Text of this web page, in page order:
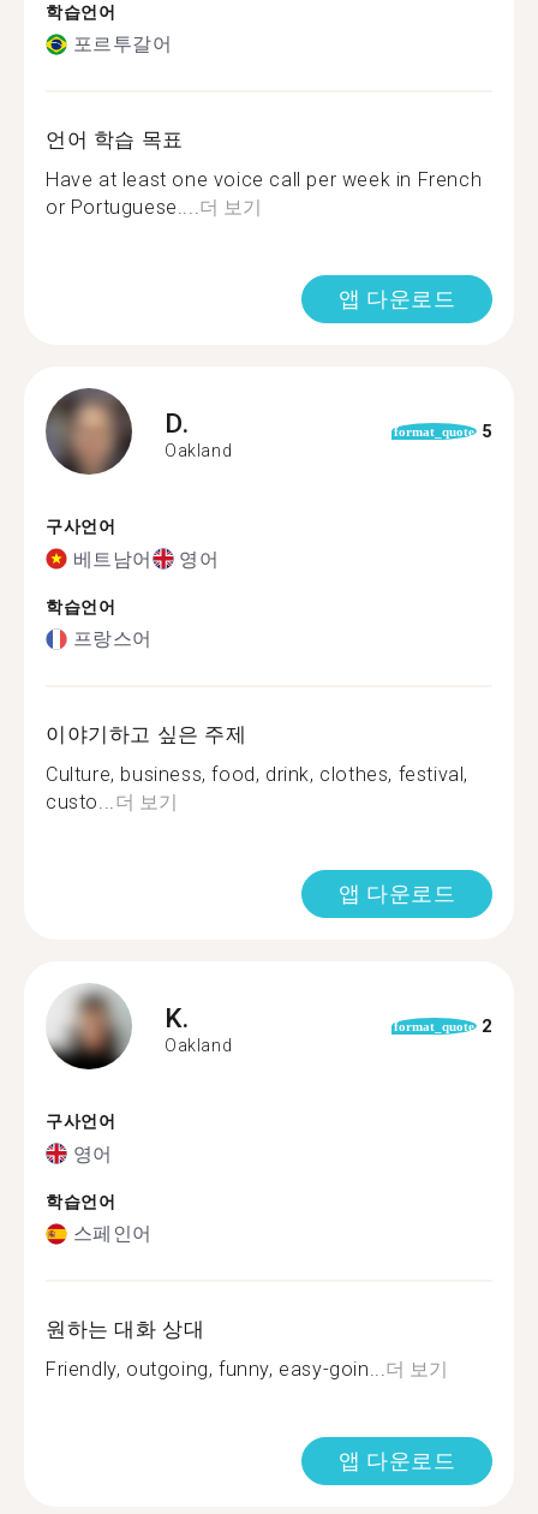
학습언어
포르투갈어
언어 학습 목표
Have at least one voice call per week in French
or Portuguese....더 보기
앱 다운로드
D.
Oakland
format_quote 5
구사언어
베트남어 영어
학습언어
프랑스어
이야기하고 싶은 주제
Culture, business, food, drink, clothes, festival,
custo...더 보기
앱 다운로드
K.
Oakland
format_quote 2
구사언어
영어
학습언어
스페인어
원하는 대화 상대
Friendly, outgoing, funny, easy-goin...더 보기
앱 다운로드